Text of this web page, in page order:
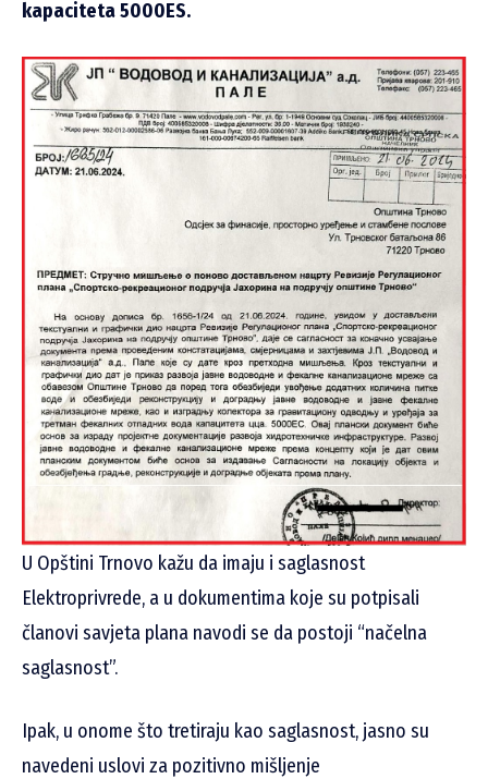
kapaciteta 5000ES.
U Opštini Trnovo kažu da imaju i saglasnost
Elektroprivrede, a u dokumentima koje su potpisali
članovi savjeta plana navodi se da postoji “načelna
saglasnost”.
Ipak, u onome što tretiraju kao saglasnost, jasno su
navedeni uslovi za pozitivno mišljenje